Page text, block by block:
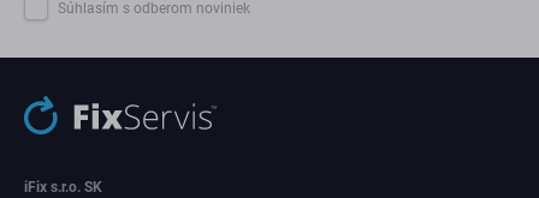
Súhlasím s odberom noviniek
iFix s.r.o. SK